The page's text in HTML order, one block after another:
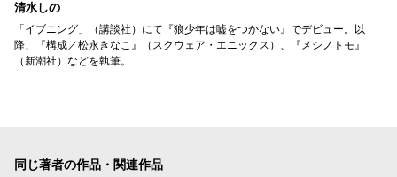
清水しの
「イブニング」（講談社）にて『狼少年は嘘をつかない』でデビュー。以
降、『構成／松永きなこ』（スクウェア・エニックス）、『メシノトモ』
（新潮社）などを執筆。
同じ著者の作品・関連作品